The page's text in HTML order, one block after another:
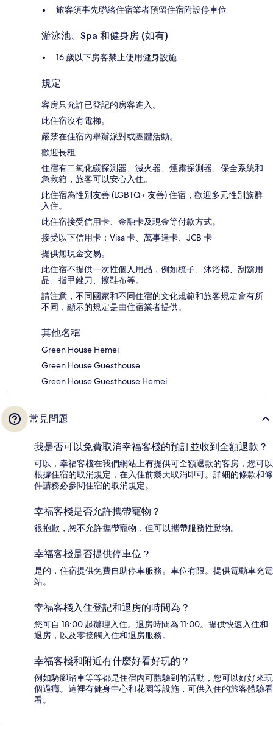
旅客須事先聯絡住宿業者預留住宿附設停車位
游泳池、Spa 和健身房 (如有)
16 歲以下房客禁止使用健身設施
規定
客房只允許已登記的房客進入。
此住宿沒有電梯。
嚴禁在住宿內舉辦派對或團體活動。
歡迎長租
住宿有二氧化碳探測器、滅火器、煙霧探測器、保全系統和
急救箱，旅客可以安心入住。
此住宿為性別友善 (LGBTQ+ 友善) 住宿，歡迎多元性別族群
入住。
此住宿接受信用卡、金融卡及現金等付款方式。
接受以下信用卡：Visa 卡、萬事達卡、JCB 卡
提供無現金交易。
此住宿不提供一次性個人用品，例如梳子、沐浴棉、刮鬍用
品、指甲銼刀、擦鞋布等。
請注意，不同國家和不同住宿的文化規範和旅客規定會有所
不同，顯示的規定是由住宿業者提供。
其他名稱
Green House Hemei
Green House Guesthouse
Green House Guesthouse Hemei
常見問題
我是否可以免費取消幸福客棧的預訂並收到全額退款？
可以，幸福客棧在我們網站上有提供可全額退款的客房，您可以
根據住宿的取消規定，在入住前幾天取消即可。詳細的條款和條
件請務必參閱住宿的取消規定。
幸福客棧是否允許攜帶寵物？
很抱歉，恕不允許攜帶寵物，但可以攜帶服務性動物。
幸福客棧是否提供停車位？
是的，住宿提供免費自助停車服務。車位有限。提供電動車充電
站。
幸福客棧入住登記和退房的時間為？
您可自 18:00 起辦理入住。退房時間為 11:00。提供快速入住和
退房，以及零接觸入住和退房服務。
幸福客棧和附近有什麼好看好玩的？
例如騎腳踏車等等都是住宿內可體驗到的活動，您可以好好來玩
個過癮。這裡有健身中心和花園等設施，可供入住的旅客體驗看
看。